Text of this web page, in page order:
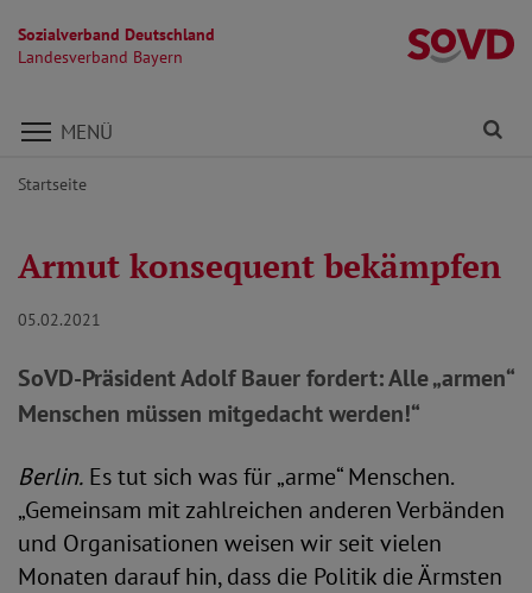
Sozialverband Deutschland
Landesverband Bayern
Direkt zu den Inhalten springen
MENÜ
Startseite
Armut konsequent bekämpfen
05.02.2021
SoVD-Präsident Adolf Bauer fordert: Alle „armen“
Menschen müssen mitgedacht werden!“
Berlin. Es tut sich was für „arme“ Menschen.
„Gemeinsam mit zahlreichen anderen Verbänden
und Organisationen weisen wir seit vielen
Monaten darauf hin, dass die Politik die Ärmsten